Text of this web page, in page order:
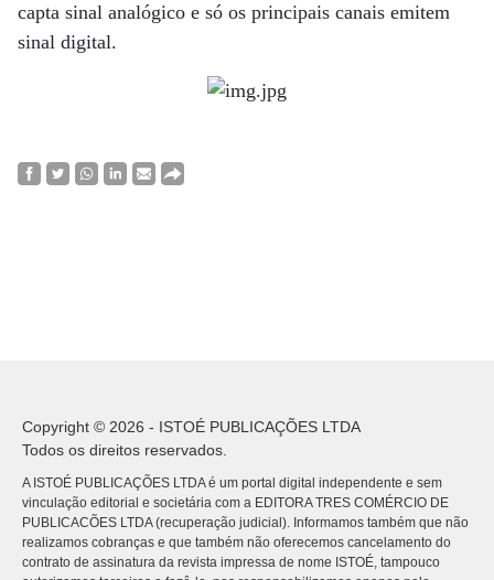
capta sinal analógico e só os principais canais emitem
sinal digital.
Copyright © 2026 - ISTOÉ PUBLICAÇÕES LTDA
Todos os direitos reservados.
A ISTOÉ PUBLICAÇÕES LTDA é um portal digital independente e sem
vinculação editorial e societária com a EDITORA TRES COMÉRCIO DE
PUBLICACÕES LTDA (recuperação judicial). Informamos também que não
realizamos cobranças e que também não oferecemos cancelamento do
contrato de assinatura da revista impressa de nome ISTOÉ, tampouco